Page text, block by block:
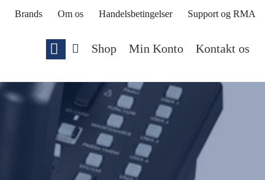
Brands Om os Handelsbetingelser Support og RMA
Shop Min Konto Kontakt os